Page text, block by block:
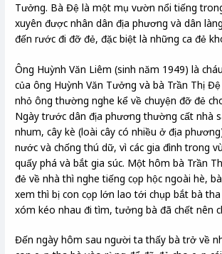
Tưởng. Bà Đệ là một mụ vườn nổi tiếng
xuyên được nhân dân địa phương và dân
đến rước đi đỡ đẻ, đặc biệt là những ca đẻ
Ông Huỳnh Văn Liêm (sinh năm 1949) là
của ông Huỳnh Văn Tưởng và bà Trần Thị
nhỏ ông thường nghe kể về chuyện đỡ đẻ
Ngày trước dân địa phương thường cất nhà
nhum, cây kè (loài cây có nhiều ở địa
nước và chống thú dữ, vì các gia đình trong
quấy phá và bắt gia súc. Một hôm bà Trần
đẻ về nhà thì nghe tiếng cọp hộc ngoài hè,
xem thì bị con cọp lớn lao tới chụp bắt bà
xóm kéo nhau đi tìm, tưởng bà đã chết nên
Đến ngày hôm sau người ta thấy bà trở về